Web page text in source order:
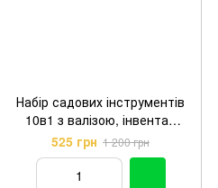
Набір садових інструментів
10в1 з валізою, інвентар
для саду та городу в кейсі
525 грн 1 200 грн